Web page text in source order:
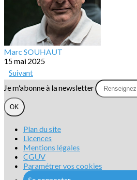
Marc SOUHAUT
15 mai 2025
Suivant
Je m'abonne à la newsletter
OK
Plan du site
Licences
Mentions légales
CGUV
Paramétrer vos cookies